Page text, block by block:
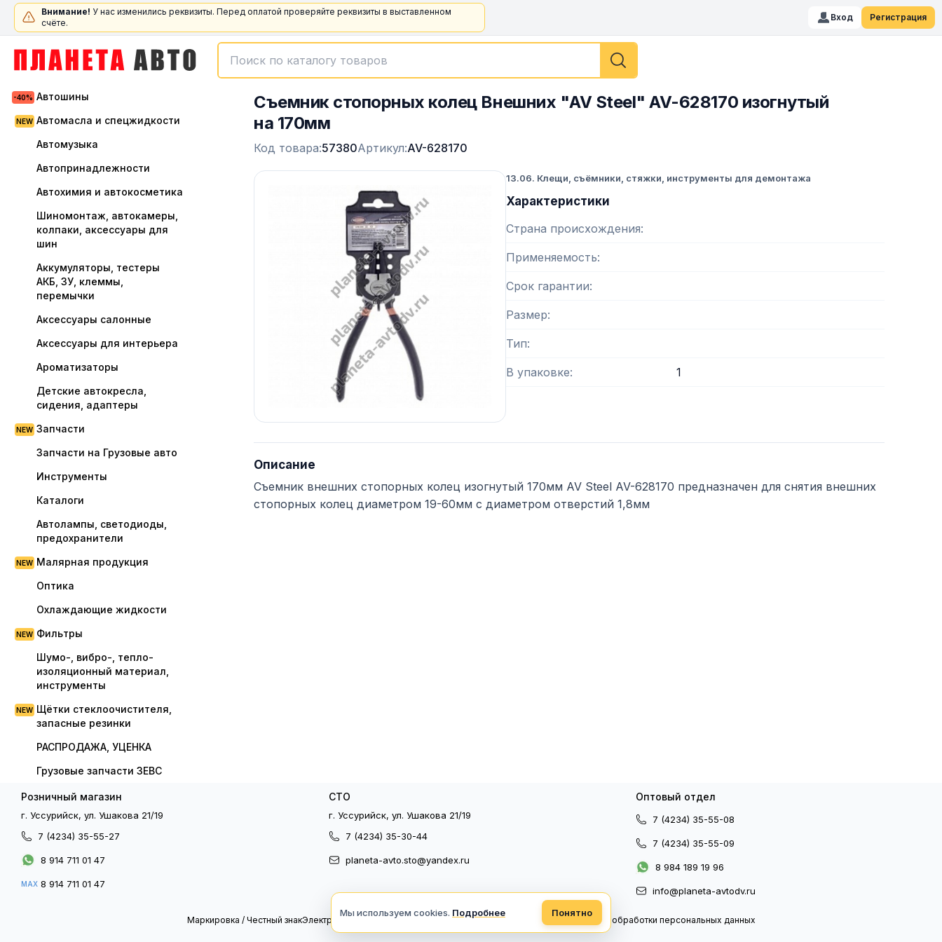
Внимание! У нас изменились реквизиты. Перед оплатой проверяйте реквизиты в выставленном
счёте.
Вход Регистрация
Автошины
Автомасла и спецжидкости
Автомузыка
Автопринадлежности
Автохимия и автокосметика
Шиномонтаж, автокамеры,
колпаки, аксессуары для
шин
Аккумуляторы, тестеры
АКБ, ЗУ, клеммы,
перемычки
Аксессуары салонные
Аксессуары для интерьера
Ароматизаторы
Детские автокресла,
сидения, адаптеры
Запчасти
Запчасти на Грузовые авто
Инструменты
Каталоги
Автолампы, светодиоды,
предохранители
Малярная продукция
Оптика
Охлаждающие жидкости
Фильтры
Шумо-, вибро-, тепло-
изоляционный материал,
инструменты
Щётки стеклоочистителя,
запасные резинки
РАСПРОДАЖА, УЦЕНКА
Грузовые запчасти ЗЕВС
Съемник стопорных колец Внешних "AV Steel" AV-628170 изогнутый
на 170мм
Код товара:57380Артикул:AV-628170
13.06. Клещи, съёмники, стяжки, инструменты для демонтажа
Характеристики
Страна происхождения
Применяемость
Срок гарантии
Размер
Тип
В упаковке 1
Описание
Съемник внешних стопорных колец изогнутый 170мм AV Steel AV-628170 предназначен для снятия внешних
стопорных колец диаметром 19-60мм с диаметром отверстий 1,8мм
Розничный магазин
г. Уссурийск, ул. Ушакова 21/19
7 (4234) 35-55-27
8 914 711 01 47
MAX 8 914 711 01 47
СТО
г. Уссурийск, ул. Ушакова 21/19
7 (4234) 35-30-44
planeta-avto.sto@yandex.ru
Оптовый отдел
7 (4234) 35-55-08
7 (4234) 35-55-09
8 984 189 19 96
info@planeta-avtodv.ru
Маркировка / Честный знакЭлектронный документооборот Политика конфиденциальности Политика обработки персональных данных
Мы используем cookies. Подробнее Понятно